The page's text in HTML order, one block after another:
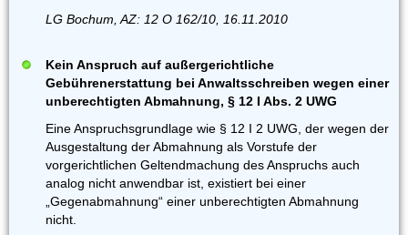
LG Bochum, AZ: 12 O 162/10, 16.11.2010
Kein Anspruch auf außergerichtliche
Gebührenerstattung bei Anwaltsschreiben wegen einer
unberechtigten Abmahnung, § 12 I Abs. 2 UWG
Eine Anspruchsgrundlage wie § 12 I 2 UWG, der wegen der
Ausgestaltung der Abmahnung als Vorstufe der
vorgerichtlichen Geltendmachung des Anspruchs auch
analog nicht anwendbar ist, existiert bei einer
„Gegenabmahnung“ einer unberechtigten Abmahnung
nicht.